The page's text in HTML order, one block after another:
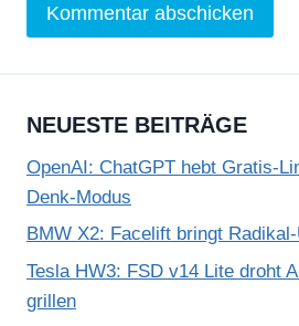
NEUESTE BEITRÄGE
OpenAI: ChatGPT hebt Gratis-
Denk-Modus
BMW X2: Facelift bringt
Tesla HW3: FSD v14 Lite droht
grillen